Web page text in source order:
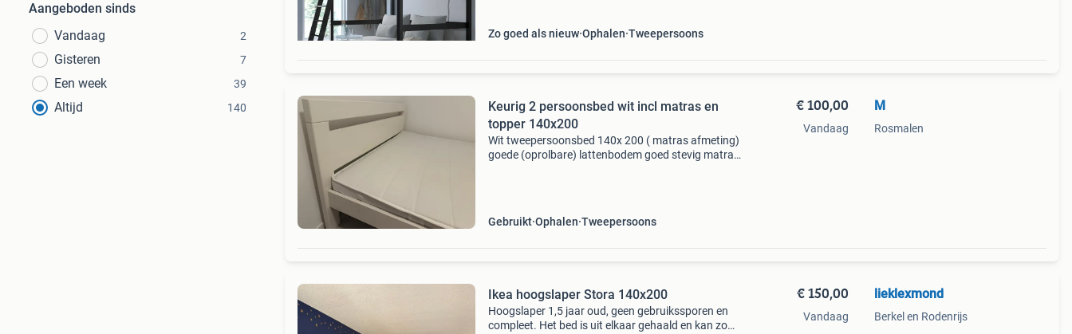
Aangeboden sinds
Vandaag
2
Gisteren 7
Een week 39
Altijd 140
Zo goed als nieuw Ophalen Tweepersoons
Keurig 2 persoonsbed wit incl matras en
topper 140x200
Wit tweepersoonsbed 140x 200 ( matras afmeting)
goede (oprolbare) lattenbodem goed stevig matras
Gebruikt Ophalen Tweepersoons
€ 100,00
Vandaag
M
Rosmalen
Ikea hoogslaper Stora 140x200
Hoogslaper 1,5 jaar oud, geen gebruikssporen en
compleet. Het bed is uit elkaar gehaald en kan zo
€ 150,00
Vandaag
lieklexmond
Berkel en Rodenrijs